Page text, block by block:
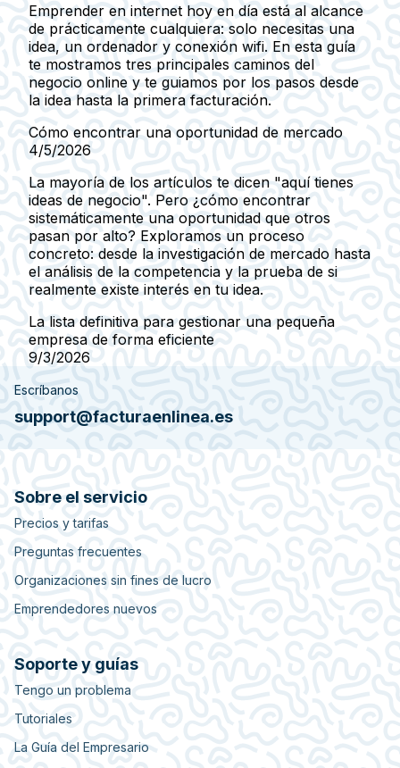
Emprender en internet hoy en día está al alcance
de prácticamente cualquiera: solo necesitas una
idea, un ordenador y conexión wifi. En esta guía
te mostramos tres principales caminos del
negocio online y te guiamos por los pasos desde
la idea hasta la primera facturación.
Cómo encontrar una oportunidad de mercado
4/5/2026
La mayoría de los artículos te dicen "aquí tienes
ideas de negocio". Pero ¿cómo encontrar
sistemáticamente una oportunidad que otros
pasan por alto? Exploramos un proceso
concreto: desde la investigación de mercado hasta
el análisis de la competencia y la prueba de si
realmente existe interés en tu idea.
La lista definitiva para gestionar una pequeña
empresa de forma eficiente
9/3/2026
Escríbanos
support@facturaenlinea.es
Sobre el servicio
Precios y tarifas
Preguntas frecuentes
Organizaciones sin fines de lucro
Emprendedores nuevos
Soporte y guías
Tengo un problema
Tutoriales
La Guía del Empresario